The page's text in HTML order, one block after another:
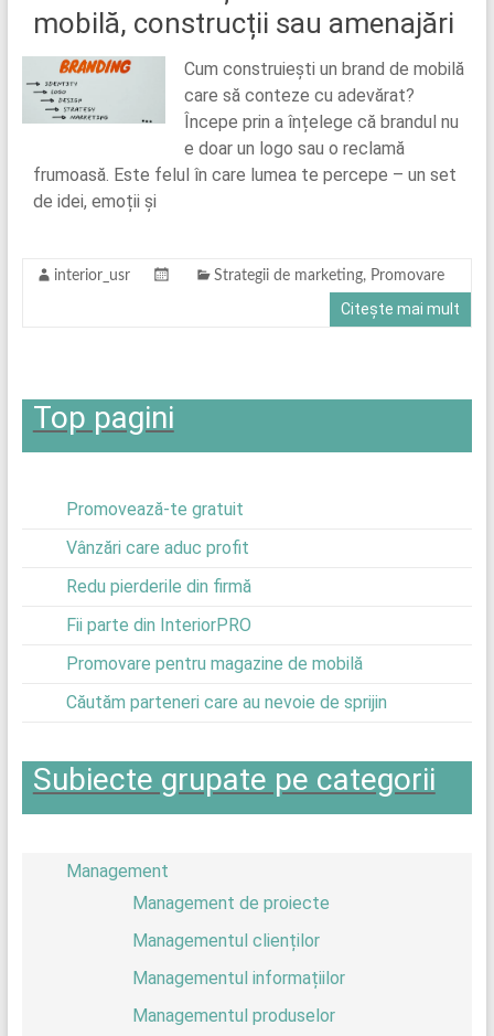
mobilă, construcții sau amenajări
Cum construiești un brand de mobilă
care să conteze cu adevărat?
Începe prin a înțelege că brandul nu
e doar un logo sau o reclamă
frumoasă. Este felul în care lumea te percepe – un set
de idei, emoții și
interior_usr Strategii de marketing, Promovare
Citește mai mult
Top pagini
Promovează-te gratuit
Vânzări care aduc profit
Redu pierderile din firmă
Fii parte din InteriorPRO
Promovare pentru magazine de mobilă
Căutăm parteneri care au nevoie de sprijin
Subiecte grupate pe categorii
Management
Management de proiecte
Managementul clienților
Managementul informațiilor
Managementul produselor